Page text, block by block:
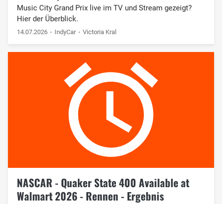
Music City Grand Prix live im TV und Stream gezeigt?
Hier der Überblick.
14.07.2026 IndyCar Victoria Kral
NASCAR - Quaker State 400 Available at
Walmart 2026 - Rennen - Ergebnis